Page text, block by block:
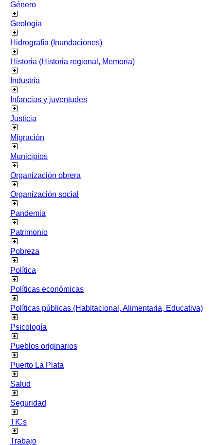
Género
Geología
Hidrografía (Inundaciones)
Historia (Historia regional, Memoria)
Industria
Infancias y juventudes
Justicia
Migración
Municipios
Organización obrera
Organización social
Pandemia
Patrimonio
Pobreza
Política
Políticas económicas
Políticas públicas (Habitacional, Alimentaria, Educativa)
Psicología
Pueblos originarios
Puerto La Plata
Salud
Seguridad
TICs
Trabajo